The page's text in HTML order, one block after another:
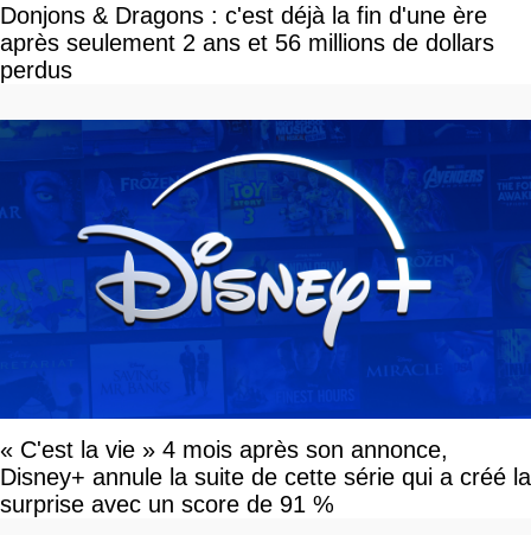
Donjons & Dragons : c'est déjà la fin d'une ère
après seulement 2 ans et 56 millions de dollars
perdus
« C'est la vie » 4 mois après son annonce,
Disney+ annule la suite de cette série qui a créé la
surprise avec un score de 91 %